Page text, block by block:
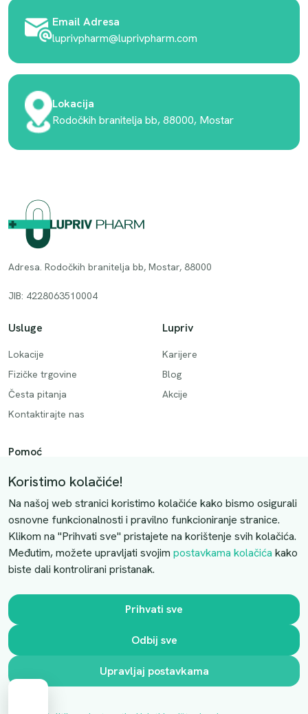
Email Adresa
luprivpharm@luprivpharm.com
Lokacija
Rodočkih branitelja bb, 88000, Mostar
Adresa. Rodočkih branitelja bb, Mostar, 88000
JIB: 4228063510004
Usluge
Lokacije
Fizičke trgovine
Česta pitanja
Kontaktirajte nas
Lupriv
Karijere
Blog
Akcije
Pomoć
Način plaćanja
Dostava
Povrati i otkazivanje
Uslovi kupovine
Kontaktirajte nas
Slobodno nas kontaktirajte putem e-maila:
luprivpharm@luprivpharm.com
Ova stranica je zaštićena reCAPTCHA sustavom
Koristimo kolačiće!
Na našoj web stranici koristimo kolačiće kako bismo osigurali
osnovne funkcionalnosti i pravilno funkcioniranje stranice.
Klikom na "Prihvati sve" pristajete na korištenje svih kolačića.
Međutim, možete upravljati svojim postavkama kolačića kako
biste dali kontrolirani pristanak.
Prihvati sve
Odbij sve
Upravljaj postavkama